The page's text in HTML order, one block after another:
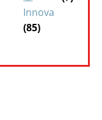
Innova
(85)